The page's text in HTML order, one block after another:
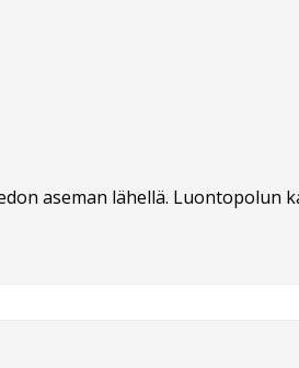
aseman lähellä. Luontopolun